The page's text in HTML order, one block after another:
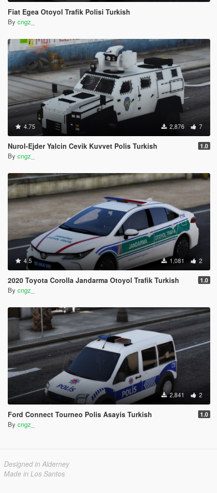
Fiat Egea Otoyol Trafik Polisi Turkish
By cngz_
4.75 2,876 7
Nurol-Ejder Yalcin Cevik Kuvvet Polis Turkish 1.0
By cngz_
4.5 1,081 2
2020 Toyota Corolla Jandarma Otoyol Trafik Turkish 1.0
By cngz_
2,841 2
Ford Connect Tourneo Polis Asayis Turkish 1.0
By cngz_
Designed in Alderney
Made in Los Santos